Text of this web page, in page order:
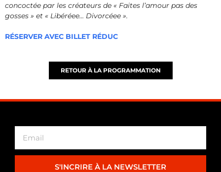
concoctée par les créateurs de « Faites l’amour pas des
gosses » et « Libéréee… Divorcéee ».
RÉSERVER AVEC BILLET RÉDUC
RETOUR À LA PROGRAMMATION
S'INCRIRE À LA NEWSLETTER